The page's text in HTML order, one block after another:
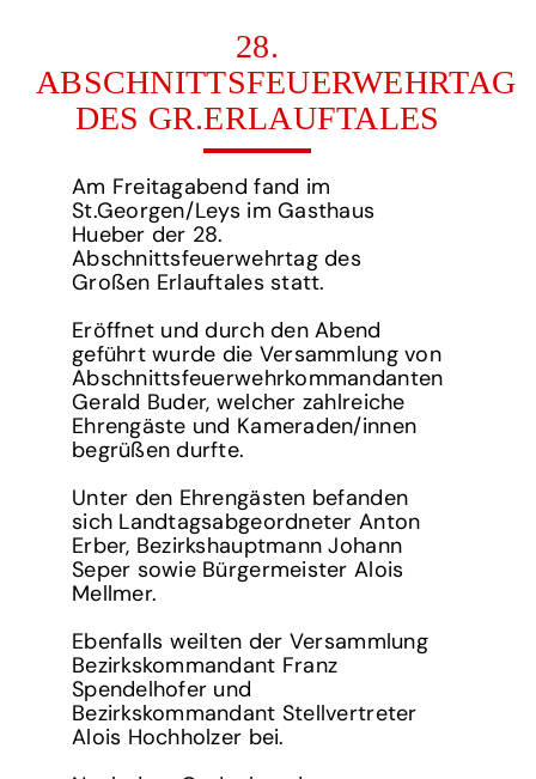
28.
ABSCHNITTSFEUERWEHRTAG
DES GR.ERLAUFTALES
Am Freitagabend fand im
St.Georgen/Leys im Gasthaus
Hueber der 28.
Abschnittsfeuerwehrtag des
Großen Erlauftales statt.
Eröffnet und durch den Abend
geführt wurde die Versammlung von
Abschnittsfeuerwehrkommandanten
Gerald Buder, welcher zahlreiche
Ehrengäste und Kameraden/innen
begrüßen durfte.
Unter den Ehrengästen befanden
sich Landtagsabgeordneter Anton
Erber, Bezirkshauptmann Johann
Seper sowie Bürgermeister Alois
Mellmer.
Ebenfalls weilten der Versammlung
Bezirkskommandant Franz
Spendelhofer und
Bezirkskommandant Stellvertreter
Alois Hochholzer bei.